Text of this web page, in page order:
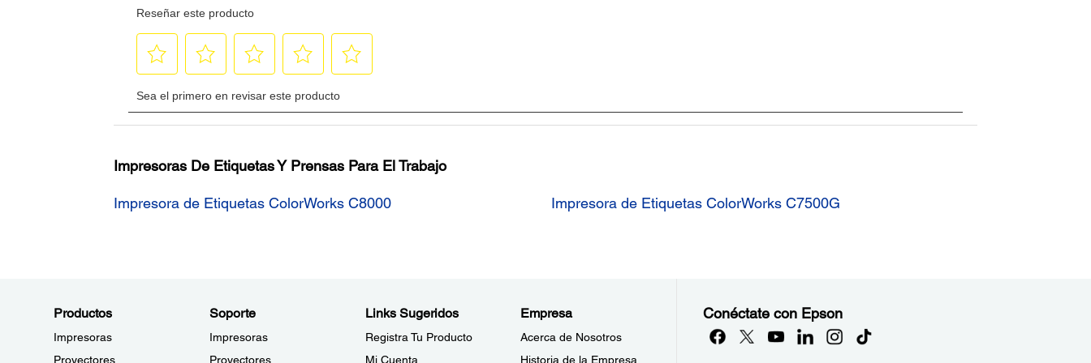
Impresoras De Etiquetas Y Prensas Para El Trabajo
Impresora de Etiquetas ColorWorks C8000 Impresora de Etiquetas ColorWorks C7500G
Productos
Impresoras
Proyectores
Soporte
Impresoras
Proyectores
Links Sugeridos
Registra Tu Producto
Mi Cuenta
Empresa
Acerca de Nosotros
Historia de la Empresa
Conéctate con Epson